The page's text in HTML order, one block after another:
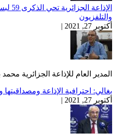
والتلفزيون
أكتوبر 27, 2021 |
المدير العام للإذاعة الجزائرية محمد
بغالي: احترافية الإذاعة ومصداقيتها
أكتوبر 27, 2021 |